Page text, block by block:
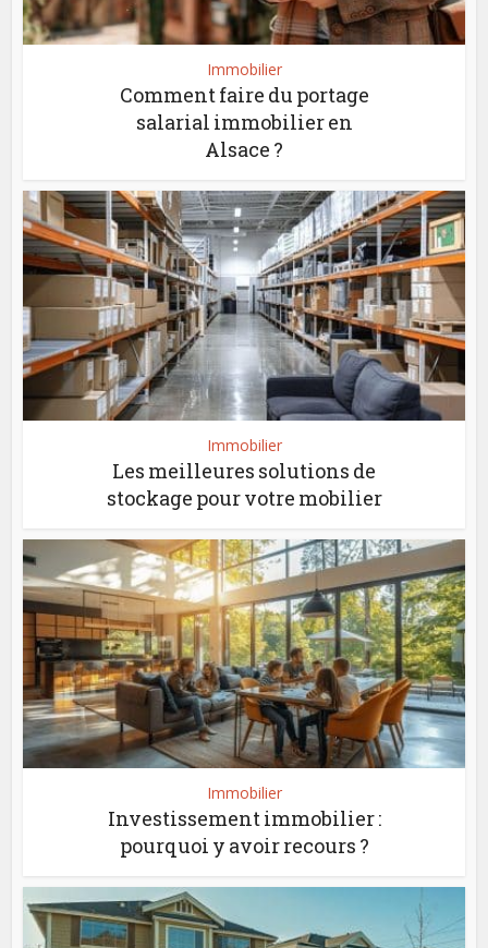
Immobilier
Comment faire du portage
salarial immobilier en
Alsace ?
Immobilier
Les meilleures solutions de
stockage pour votre mobilier
Immobilier
Investissement immobilier :
pourquoi y avoir recours ?